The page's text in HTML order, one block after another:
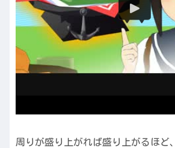
周りが盛り上がれば盛り上がるほど、